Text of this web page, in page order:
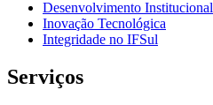
Desenvolvimento Institucional
Inovação Tecnológica
Integridade no IFSul
Serviços